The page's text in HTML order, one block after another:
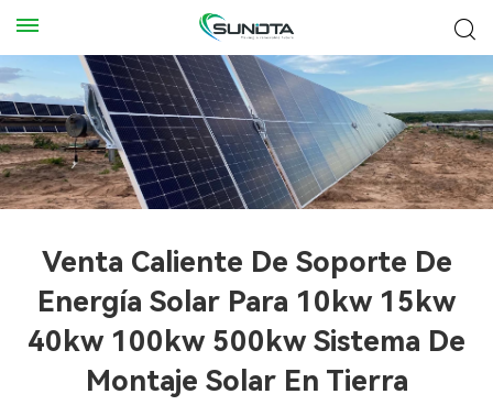
Venta Caliente De Soporte De
Energía Solar Para 10kw 15kw
40kw 100kw 500kw Sistema De
Montaje Solar En Tierra